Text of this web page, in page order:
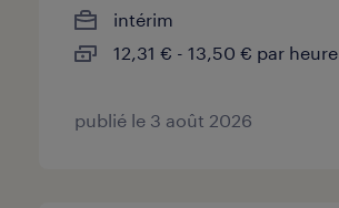
intérim
12,31 € - 13,50 € par heure
publié le 3 août 2026